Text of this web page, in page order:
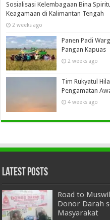
Sosialisasi Kelembagaan Bina
Keagamaan di Kalimantan Tengah
2 weeks ago
Panen Padi
Pangan Kapuas
2 weeks ago
Tim Rukyatul
Pengamatan
4 weeks ago
Latest Posts
Road to
Donor Darah
Masyarakat